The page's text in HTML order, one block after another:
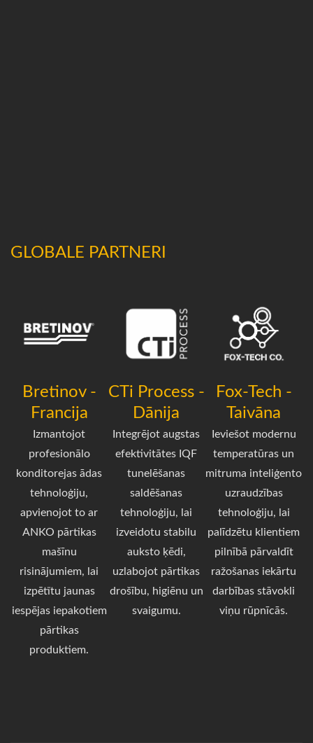
GLOBALE PARTNERI
Bretinov -
Francija
Izmantojot
profesionālo
konditorejas ādas
tehnoloģiju,
apvienojot to ar
ANKO pārtikas
mašīnu
risinājumiem, lai
izpētītu jaunas
iespējas iepakotiem
pārtikas
produktiem.
CTi Process -
Dānija
Integrējot augstas
efektivitātes IQF
tunelēšanas
saldēšanas
tehnoloģiju, lai
izveidotu stabilu
auksto ķēdi,
uzlabojot pārtikas
drošību, higiēnu un
svaigumu.
Fox-Tech -
Taivāna
Ieviešot modernu
temperatūras un
mitruma inteliģento
uzraudzības
tehnoloģiju, lai
palīdzētu klientiem
pilnībā pārvaldīt
ražošanas iekārtu
darbības stāvokli
viņu rūpnīcās.